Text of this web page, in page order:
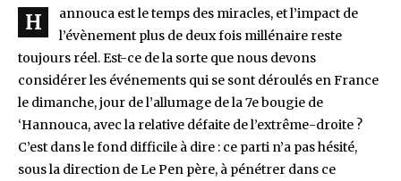
H
annouca est le temps des miracles, et l’impact de
l’évènement plus de deux fois millénaire reste
toujours réel. Est-ce de la sorte que nous devons
considérer les événements qui se sont déroulés en France
le dimanche, jour de l’allumage de la 7e bougie de
‘Hannouca, avec la relative défaite de l’extrême-droite ?
C’est dans le fond difficile à dire : ce parti n’a pas hésité,
sous la direction de Le Pen père, à pénétrer dans ce